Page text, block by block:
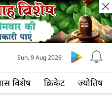
विशेष क्रिकेट ज्योतिष
Sun, 9 Aug 2026